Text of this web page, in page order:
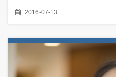
2016-07-13